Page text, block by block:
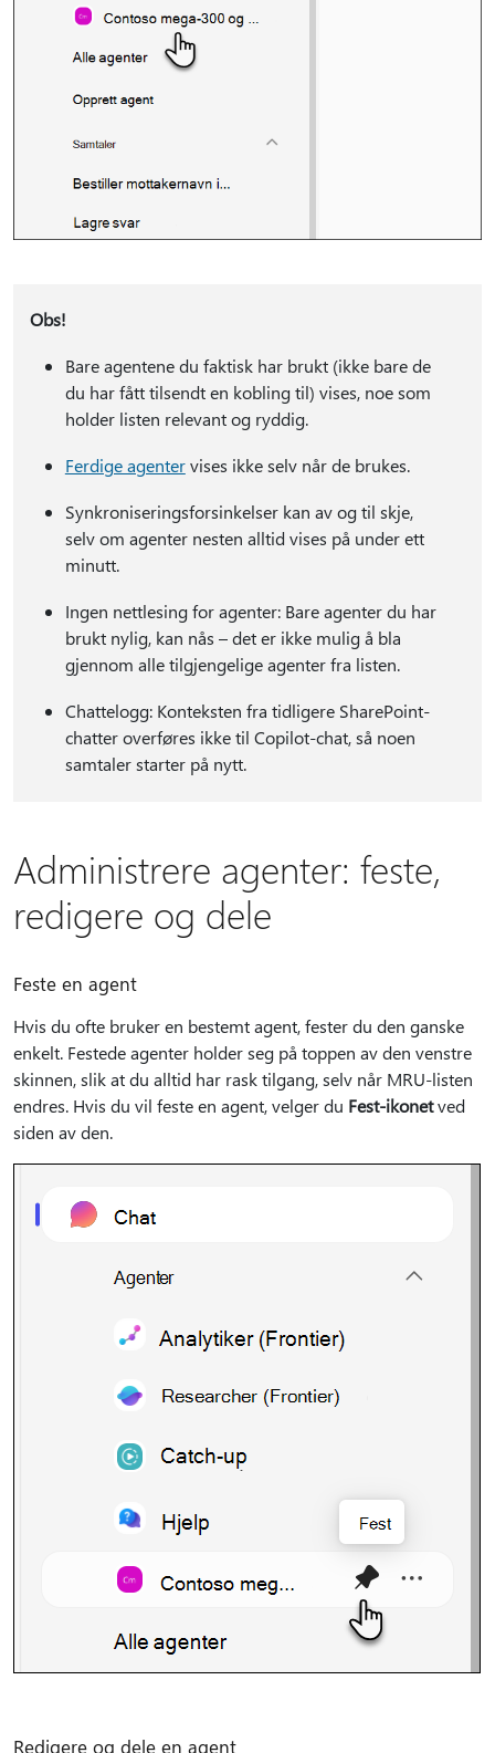
Obs!
Bare agentene du faktisk har brukt (ikke bare de
du har fått tilsendt en kobling til) vises, noe som
holder listen relevant og ryddig.
Ferdige agentervises ikke selv når de brukes.
Synkroniseringsforsinkelser kan av og til skje,
selv om agenter nesten alltid vises på under ett
minutt.
Ingen nettlesing for agenter: Bare agenter du har
brukt nylig, kan nås – det er ikke mulig å bla
gjennom alle tilgjengelige agenter fra listen.
Chattelogg: Konteksten fra tidligere SharePoint-
chatter overføres ikke til Copilot-chat, så noen
samtaler starter på nytt.
Administrere agenter: feste,
redigere og dele
Feste en agent
Hvis du ofte bruker en bestemt agent, fester du den ganske
enkelt. Festede agenter holder seg på toppen av den venstre
skinnen, slik at du alltid har rask tilgang, selv når MRU-listen
endres. Hvis du vil feste en agent, velger du Fest-ikonetved
siden av den.
Redigere og dele en agent